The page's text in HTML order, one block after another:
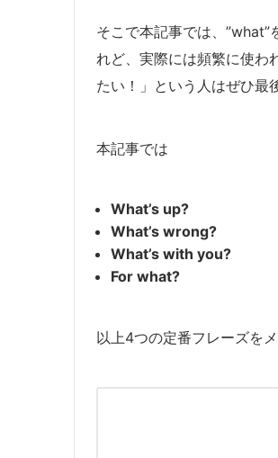
そこで本記事では、
れど、実際には頻繁に使わ
たい！」という人はぜひ最
本記事では
What’s up?
What’s wrong?
What’s with you?
For what?
以上4つの定番フレーズを